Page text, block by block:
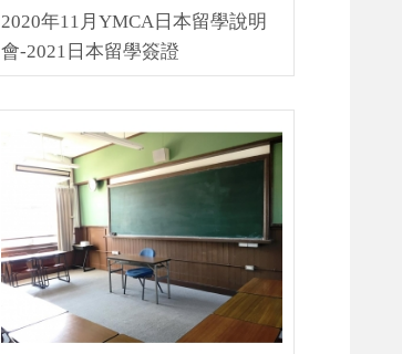
2020年11月YMCA日本留學說明
會-2021日本留學簽證